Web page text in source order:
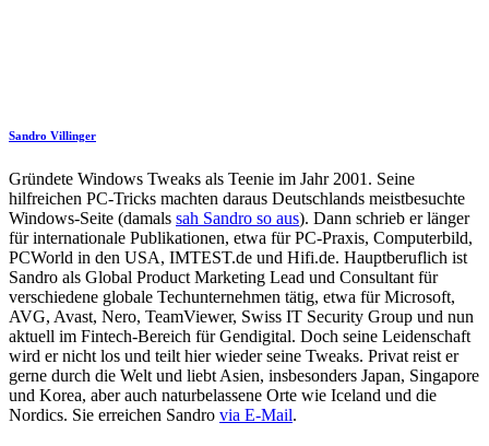
Sandro Villinger
Gründete Windows Tweaks als Teenie im Jahr 2001. Seine
hilfreichen PC-Tricks machten daraus Deutschlands meistbesuchte
Windows-Seite (damals sah Sandro so aus). Dann schrieb er länger
für internationale Publikationen, etwa für PC-Praxis, Computerbild,
PCWorld in den USA, IMTEST.de und Hifi.de. Hauptberuflich ist
Sandro als Global Product Marketing Lead und Consultant für
verschiedene globale Techunternehmen tätig, etwa für Microsoft,
AVG, Avast, Nero, TeamViewer, Swiss IT Security Group und nun
aktuell im Fintech-Bereich für Gendigital. Doch seine Leidenschaft
wird er nicht los und teilt hier wieder seine Tweaks. Privat reist er
gerne durch die Welt und liebt Asien, insbesonders Japan, Singapore
und Korea, aber auch naturbelassene Orte wie Iceland und die
Nordics. Sie erreichen Sandro via E-Mail.